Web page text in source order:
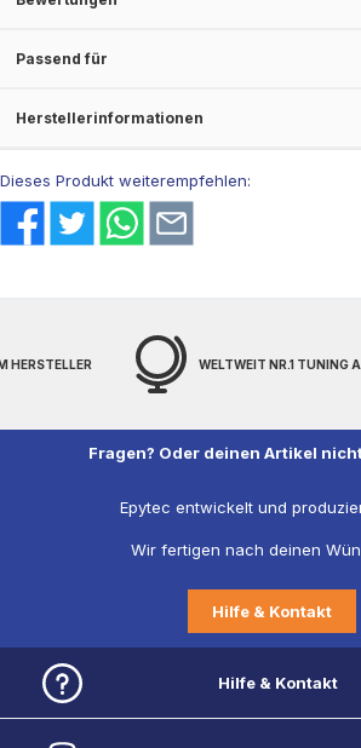
Passend für
Herstellerinformationen
Dieses Produkt weiterempfehlen:
HERSTELLER WELTWEIT NR.1 TUNING
Fragen? Oder deinen Artikel
Epytec entwickelt und
Wir fertigen nach deinen
Hilfe & Kontakt
Hilfe & Kontakt